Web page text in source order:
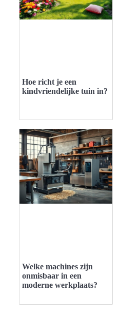
Hoe richt je een
kindvriendelijke tuin in?
Welke machines zijn
onmisbaar in een
moderne werkplaats?